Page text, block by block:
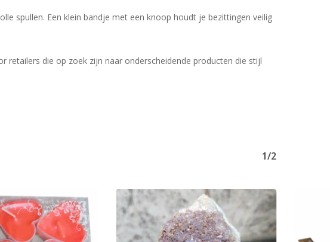
Geen producten in uw winkelwagen.
spullen. Een klein bandje met een knoop houdt je bezittingen veilig
retailers die op zoek zijn naar onderscheidende producten die stijl
1/2